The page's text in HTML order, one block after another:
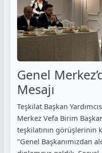
Genel
Mesajı
Teşkilat Başkan
Merkez Vefa Birim
teşkilatının görüşlerinin
"Genel Başkanımızdan